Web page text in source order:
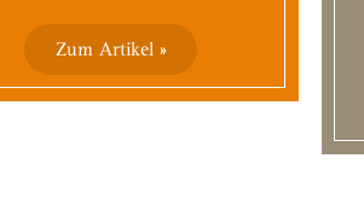
Zum Artikel »